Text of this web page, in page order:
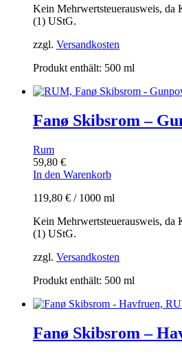
Kein Mehrwertsteuerausweis, da
(1) UStG.
zzgl. Versandkosten
Produkt enthält: 500 ml
Fanø Skibsrom –
Rum
59,80 €
In den Warenkorb
119,80 € / 1000 ml
Kein Mehrwertsteuerausweis, da
(1) UStG.
zzgl. Versandkosten
Produkt enthält: 500 ml
Fanø Skibsrom –